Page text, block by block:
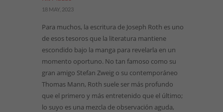
18 MAY, 2023
Para muchos, la escritura de Joseph Roth es uno
de esos tesoros que la literatura mantiene
escondido bajo la manga para revelarla en un
momento oportuno. No tan famoso como su
gran amigo Stefan Zweig o su contemporáneo
Thomas Mann, Roth suele ser más profundo
que el primero y más entretenido que el último;
lo suyo es una mezcla de observación aguda,